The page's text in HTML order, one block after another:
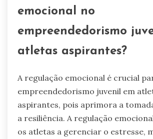
emocional no
empreendedorismo
atletas aspirantes?
A regulação emocional é crucial
empreendedorismo juvenil em
aspirantes, pois aprimora a
a resiliência. A regulação
os atletas a gerenciar o estresse,